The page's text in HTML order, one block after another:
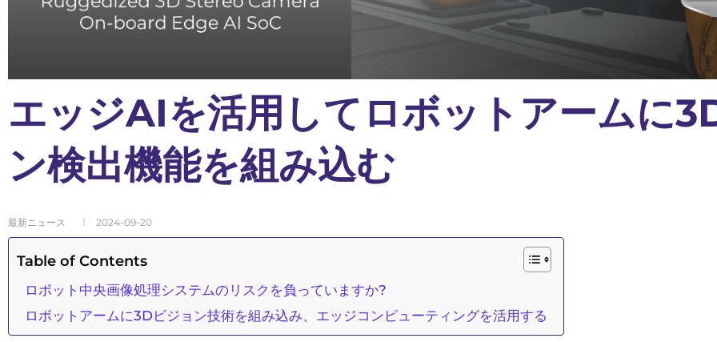
エッジAIを活用してロボットアームに
ン検出機能を組み込む
最新ニュース 2024-09-20
Table of Contents
ロボット中央画像処理システムのリスクを負っていますか?
ロボットアームに3Dビジョン技術を組み込み、エッジコンピューティングを活用する